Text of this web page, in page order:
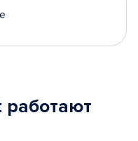
работают